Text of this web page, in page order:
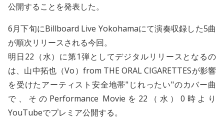
公開することを発表した。
6月下旬にBillboard Live Yokohamaにて演奏収録した5曲
が順次リリースされる今回。
明日22（水）に第1弾としてデジタルリリースとなるの
は、山中拓也（Vo）from THE ORAL CIGARETTESが影響
を受けたアーティスト安全地帯"じれったい"のカバー曲
で、そのPerformance Movieを22（水）0時より
YouTubeでプレミア公開する。